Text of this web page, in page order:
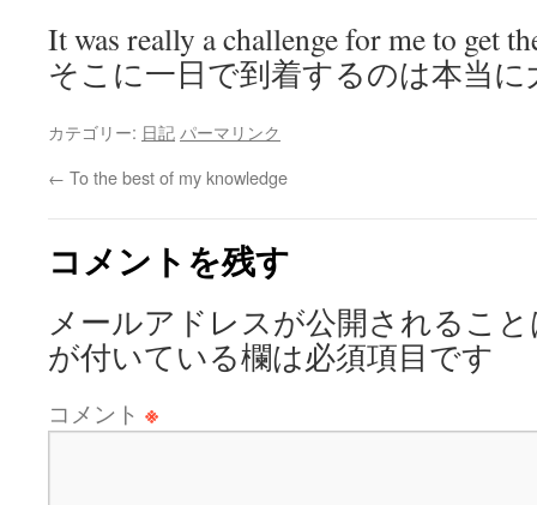
It was really a challenge for me to get
そこに一日で到着するのは本当
カテゴリー: 日記 パーマリンク
← To the best of my knowledge
コメントを残す
メールアドレスが公開されるこ
が付いている欄は必須項目です
コメント ※